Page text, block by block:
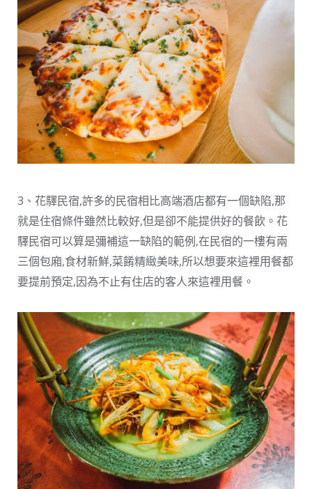
3、花驛民宿,許多的民宿相比高端酒店都有一個缺陷,那
就是住宿條件雖然比較好,但是卻不能提供好的餐飲。花
驛民宿可以算是彌補這一缺陷的範例,在民宿的一樓有兩
三個包廂,食材新鮮,菜餚精緻美味,所以想要來這裡用餐都
要提前預定,因為不止有住店的客人來這裡用餐。